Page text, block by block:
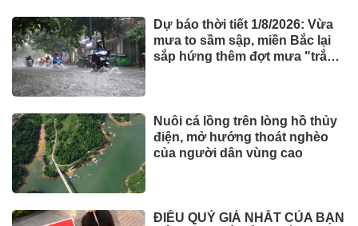
Dự báo thời tiết 1/8/2026: Vừa
mưa to sầm sập, miền Bắc lại
sắp hứng thêm đợt mưa "trắng
Nuôi cá lồng trên lòng hồ thủy
điện, mở hướng thoát nghèo
của người dân vùng cao
ĐIỀU QUÝ GIÁ NHẤT CỦA BẠN